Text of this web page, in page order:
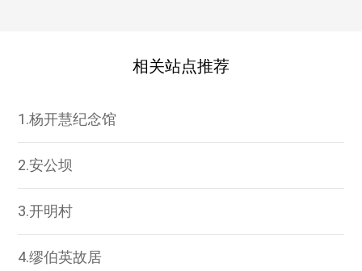
相关站点推荐
1.杨开慧纪念馆
2.安公坝
3.开明村
4.缪伯英故居